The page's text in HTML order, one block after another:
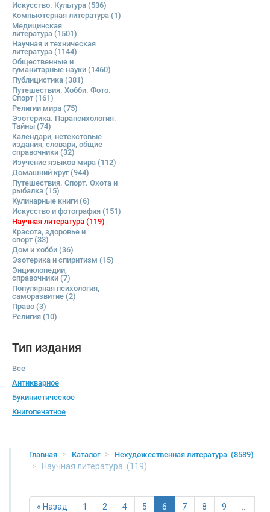
Искусство. Культура (536)
Компьютерная литература (1)
Медицинская
литература (1501)
Научная и техническая
литература (1144)
Общественные и
гуманитарные науки (1460)
Публицистика (381)
Путешествия. Хобби. Фото.
Спорт(161)
Религии мира (75)
Эзотерика. Парапсихология.
Тайны (74)
Календари, нетекстовые
издания, словари, общие
справочники (32)
Изучение языков мира (112)
Домашний круг(944)
Путешествия. Спорт. Охота и
рыбалка (15)
Кулинарные книги (6)
Искусство и фотография (151)
Научная литература (119)
Красота, здоровье и
спорт(33)
Дом и хобби (36)
Эзотерика и спиритизм (15)
Энциклопедии,
справочники (7)
Популярная психология,
саморазвитие (2)
Право (3)
Религия (10)
Тип издания
Все
Антикварное
Букинистическое
Книгопечатное
Главная Каталог Нехудожественная литература (8589)
Научная литература (119)
« Назад 1 2 4 5 6 7 8 9 …